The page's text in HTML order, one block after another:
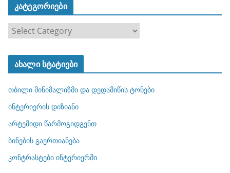
კატეგორიები
ტ
ო
რ
ბ
ი
ახალი სტატიები
თბილი მინიმალიზმი და დედამიწის ტონები
ინტერიერის დიზიანი
არტემიდი წარმოგიდგენთ
ბინების გაერთიანება
კონტრასტები ინტერიერში